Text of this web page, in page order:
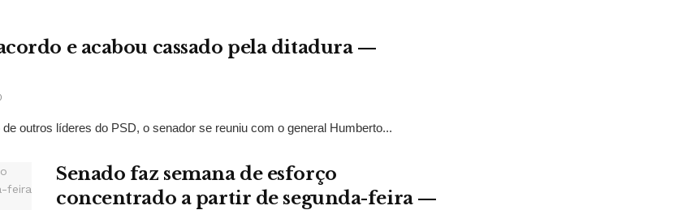
e acabou cassado pela ditadura —
outros líderes do PSD, o senador se reuniu com o general Humberto...
Senado faz semana de esforço
concentrado a partir de segunda-feira —